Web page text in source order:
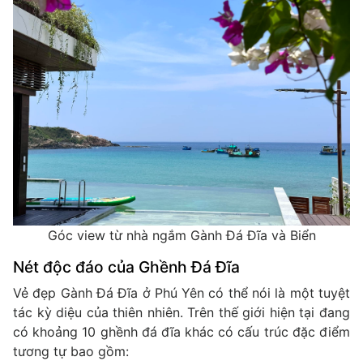
Góc view từ nhà ngắm Gành Đá Đĩa và Biển
Nét độc đáo của Ghềnh Đá Đĩa
Vẻ đẹp Gành Đá Đĩa ở Phú Yên có thể nói là một tuyệt
tác kỳ diệu của thiên nhiên. Trên thế giới hiện tại đang
có khoảng 10 ghềnh đá đĩa khác có cấu trúc đặc điểm
tương tự bao gồm: